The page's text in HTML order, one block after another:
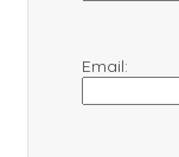
Email: